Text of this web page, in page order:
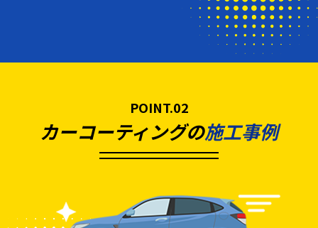
POINT.02
カーコーティングの施工事例